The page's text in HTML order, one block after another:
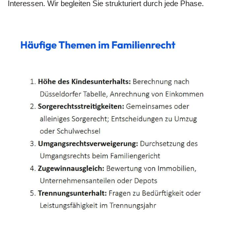
Interessen. Wir begleiten Sie strukturiert durch jede Phase.